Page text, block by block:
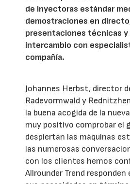
de inyectoras estándar
demostraciones en
presentaciones técnicas y
intercambio con
compañía.
Johannes Herbst, director
Radevormwald y
la buena acogida de la
muy positivo comprobar el
despiertan las máquinas
las numerosas
con los clientes hemos
Allrounder Trend